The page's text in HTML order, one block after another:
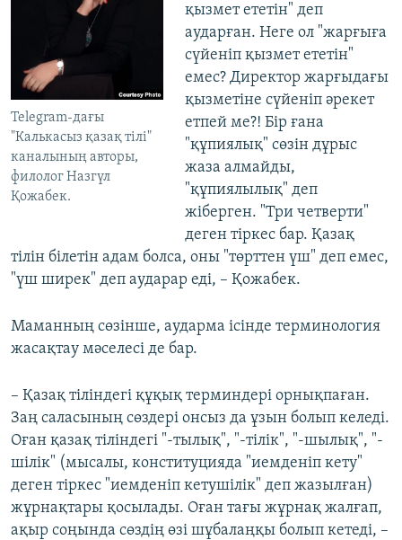
Telegram-дағы
"Калькасыз қазақ тілі"
каналының авторы,
филолог Назгүл
Қожабек.
қызмет ететін" деп
аударған. Неге ол "жарғыға
сүйеніп қызмет ететін"
емес? Директор жарғыдағы
қызметіне сүйеніп әрекет
етпей ме?! Бір ғана
"құпиялық" сөзін дұрыс
жаза алмайды,
"құпиялылық" деп
жіберген. "Три четверти"
деген тіркес бар. Қазақ
тілін білетін адам болса, оны "төрттен үш" деп емес,
"үш ширек" деп аударар еді, – Қожабек.
Маманның сөзінше, аударма ісінде терминология
жасақтау мәселесі де бар.
– Қазақ тіліндегі құқық терминдері орнықпаған.
Заң саласының сөздері онсыз да ұзын болып келеді.
Оған қазақ тіліндегі "-тылық", "-тілік", "-шылық", "-
шілік" (мысалы, конституцияда "иемденіп кету"
деген тіркес "иемденіп кетушілік" деп жазылған)
жұрнақтары қосылады. Оған тағы жұрнақ жалғап,
ақыр соңында сөздің өзі шұбалаңқы болып кетеді, –